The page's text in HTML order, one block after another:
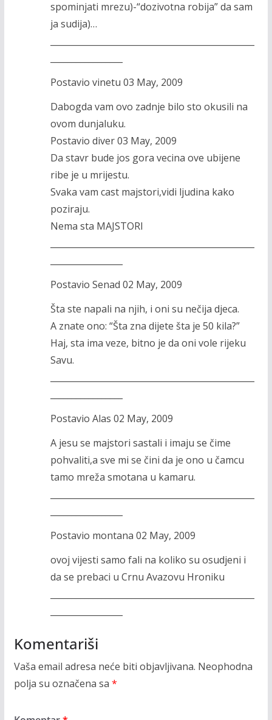
spominjati mrezu)-“dozivotna robija” da sam
ja sudija)…
Postavio vinetu 03 May, 2009
Dabogda vam ovo zadnje bilo sto okusili na
ovom dunjaluku.
Postavio diver 03 May, 2009
Da stavr bude jos gora vecina ove ubijene
ribe je u mrijestu.
Svaka vam cast majstori,vidi ljudina kako
poziraju.
Nema sta MAJSTORI
Postavio Senad 02 May, 2009
Šta ste napali na njih, i oni su nečija djeca.
A znate ono: “Šta zna dijete šta je 50 kila?”
Haj, sta ima veze, bitno je da oni vole rijeku
Savu.
Postavio Alas 02 May, 2009
A jesu se majstori sastali i imaju se čime
pohvaliti,a sve mi se čini da je ono u čamcu
tamo mreža smotana u kamaru.
Postavio montana 02 May, 2009
ovoj vijesti samo fali na koliko su osudjeni i
da se prebaci u Crnu Avazovu Hroniku
Komentariši
Vaša email adresa neće biti objavljivana. Neophodna
polja su označena sa *